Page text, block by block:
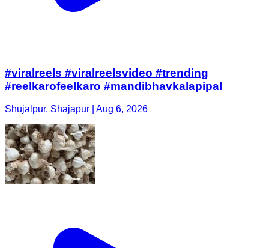
#viralreels #viralreelsvideo #trending
#reelkarofeelkaro #mandibhavkalapipal
Shujalpur, Shajapur | Aug 6, 2026